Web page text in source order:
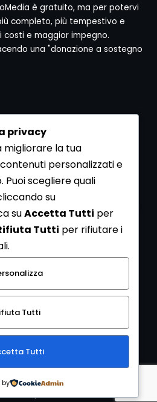
è gratuito, ma per potervi
completo, più tempestivo e
costi e maggior impegno.
una "donazione a sostegno
gratuita di archeologia realizzata
iscriviti alla nostra
l'utente dichiara di aver letto
e di acconsentire al trattamento
S.c.PI 07341730013 - [
privacy
migliorare la tua
personalizzati e
scegliere quali
su
suAccetta Tutti per
Tutti per rifiutare i
Tutti
Tutti
by